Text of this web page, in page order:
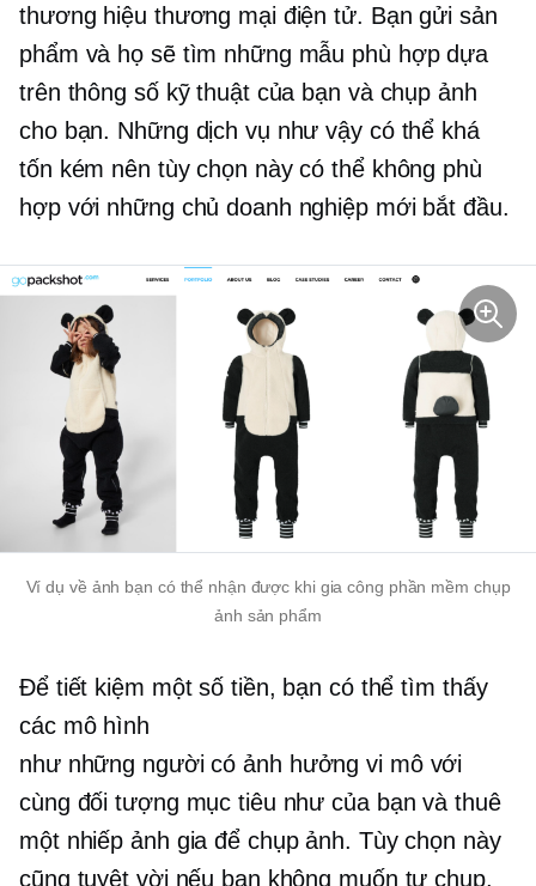
thương hiệu thương mại điện tử. Bạn gửi sản
phẩm và họ sẽ tìm những mẫu phù hợp dựa
trên thông số kỹ thuật của bạn và chụp ảnh
cho bạn. Những dịch vụ như vậy có thể khá
tốn kém nên tùy chọn này có thể không phù
hợp với những chủ doanh nghiệp mới bắt đầu.
Ví dụ về ảnh bạn có thể nhận được khi gia công phần mềm chụp
ảnh sản phẩm
Để tiết kiệm một số tiền, bạn có thể tìm thấy
các mô hình
như những người có ảnh hưởng vi môvới
cùng đối tượng mục tiêu như của bạn và thuê
một nhiếp ảnh gia để chụp ảnh. Tùy chọn này
cũng tuyệt vời nếu bạn không muốn tự chụp,